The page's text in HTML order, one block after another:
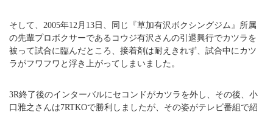
そして、2005年12月13日、同じ『草加有沢ボクシングジム』所属
の先輩プロボクサーであるコウジ有沢さんの引退興行でカツラを
被って試合に臨んだところ、接着剤は耐えきれず、試合中にカツ
ラがフワフワと浮き上がってしまいました。
3R終了後のインターバルにセコンドがカツラを外し、その後、小
口雅之さんは7RTKOで勝利しましたが、その姿がテレビ番組で紹